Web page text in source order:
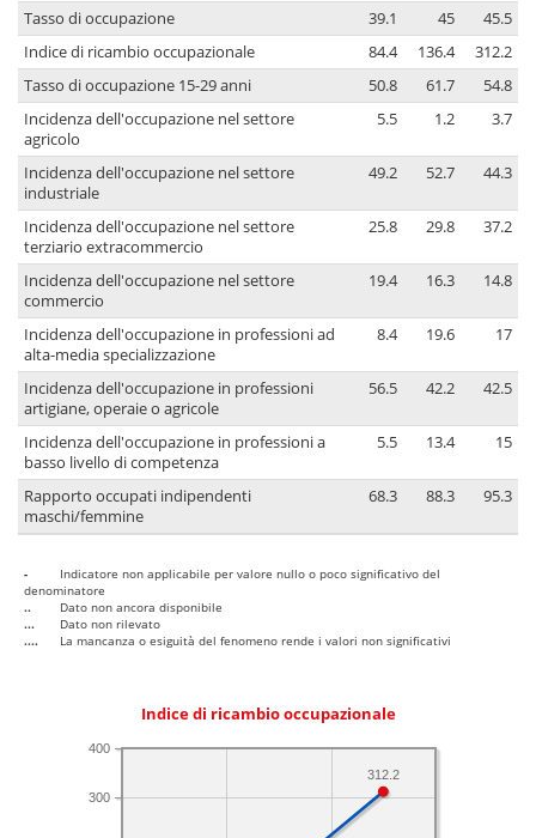
Tasso di occupazione
39.1 45
45.5
Indice di ricambio occupazionale
84.4 136.4
312.2
Tasso di occupazione 15-29 anni
50.8 61.7
54.8
Incidenza dell'occupazione nel settore
agricolo
5.5 1.2 3.7
Incidenza dell'occupazione nel settore
industriale
49.2 52.7 44.3
Incidenza dell'occupazione nel settore
terziario extracommercio
25.8 29.8 37.2
Incidenza dell'occupazione nel settore
commercio
19.4 16.3 14.8
Incidenza dell'occupazione in professioni ad
alta-media specializzazione
8.4 19.6 17
Incidenza dell'occupazione in professioni
artigiane, operaie o agricole
56.5 42.2 42.5
Incidenza dell'occupazione in professioni a
basso livello di competenza
5.5 13.4 15
Rapporto occupati indipendenti
maschi/femmine
68.3 88.3 95.3
-
Indicatore non applicabile per valore nullo o poco significativo del
denominatore
..
Dato non ancora disponibile
...
Dato non rilevato
....
La mancanza o esiguità del fenomeno rende i valori non significativi
Indice di ricambio occupazionale
300
400
312.2